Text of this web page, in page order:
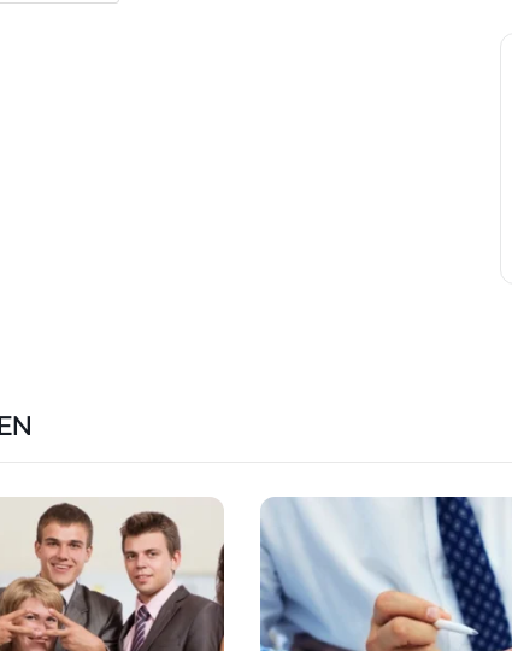
events/lap-vorbereitungskurs-e-
Link zu https://